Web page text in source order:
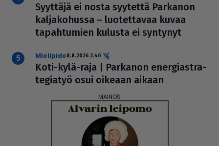
Syyttäjä ei nosta syytettä Parkanon
kal­ja­ko­hussa – luo­tet­ta­vaa kuvaa
tapah­tu­mien kulusta ei syntynyt
mielipide8.8.2026 2.40
Koti-kylä-raja | Parkanon ener­gi­ast­ra­
te­gi­a­työ osui oikeaan aikaan